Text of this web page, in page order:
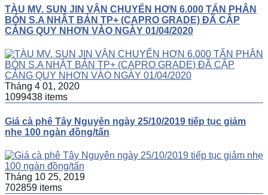
TÀU MV. SUN JIN VẬN CHUYỂN HƠN 6.000 TẤN PHÂN
BÓN S.A NHẬT BẢN TP+ (CAPRO GRADE) ĐÃ CẬP
CẢNG QUY NHƠN VÀO NGÀY 01/04/2020
Tháng 4 01, 2020
1099438 items
Giá cà phê Tây Nguyên ngày 25/10/2019 tiếp tục giảm
nhẹ 100 ngàn đồng/tấn
Tháng 10 25, 2019
702859 items